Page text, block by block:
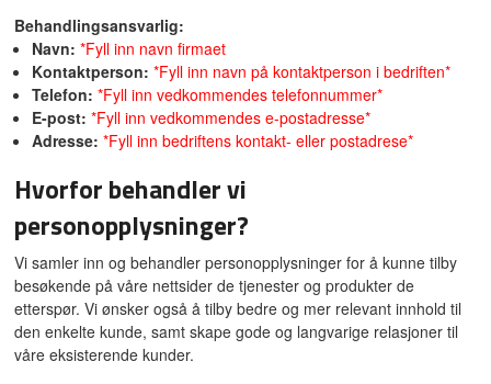
Behandlingsansvarlig:
Navn: *Fyll inn navn firmaet
Kontaktperson: *Fyll inn navn på kontaktperson i bedriften*
Telefon: *Fyll inn vedkommendes telefonnummer*
E-post: *Fyll inn vedkommendes e-postadresse*
Adresse: *Fyll inn bedriftens kontakt- eller postadrese*
Hvorfor behandler vi
personopplysninger?
Vi samler inn og behandler personopplysninger for å kunne tilby
besøkende på våre nettsider de tjenester og produkter de
etterspør. Vi ønsker også å tilby bedre og mer relevant innhold til
den enkelte kunde, samt skape gode og langvarige relasjoner til
våre eksisterende kunder.